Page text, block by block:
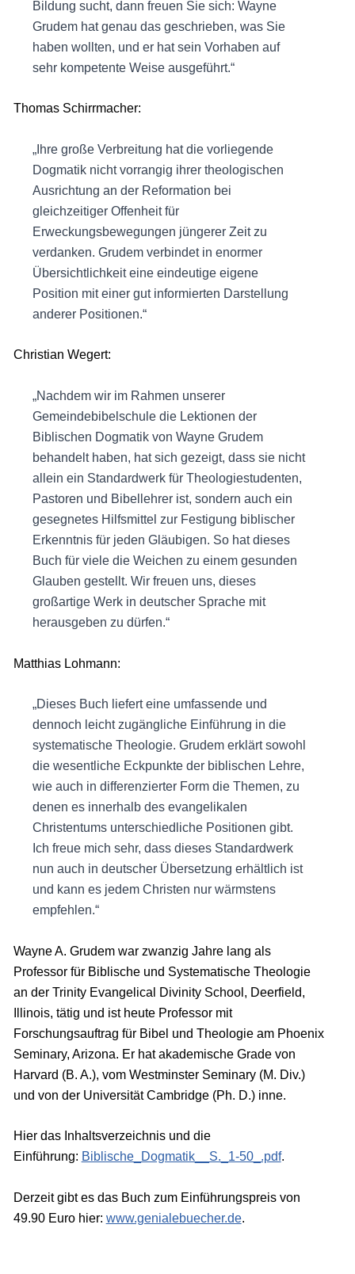
Bildung sucht, dann freuen Sie sich: Wayne
Grudem hat genau das geschrieben, was Sie
haben wollten, und er hat sein Vorhaben auf
sehr kompetente Weise ausgeführt.“
Thomas Schirrmacher:
„Ihre große Verbreitung hat die vorliegende
Dogmatik nicht vorrangig ihrer theologischen
Ausrichtung an der Reformation bei
gleichzeitiger Offenheit für
Erweckungsbewegungen jüngerer Zeit zu
verdanken. Grudem verbindet in enormer
Übersichtlichkeit eine eindeutige eigene
Position mit einer gut informierten Darstellung
anderer Positionen.“
Christian Wegert:
„Nachdem wir im Rahmen unserer
Gemeindebibelschule die Lektionen der
Biblischen Dogmatik von Wayne Grudem
behandelt haben, hat sich gezeigt, dass sie nicht
allein ein Standardwerk für Theologiestudenten,
Pastoren und Bibellehrer ist, sondern auch ein
gesegnetes Hilfsmittel zur Festigung biblischer
Erkenntnis für jeden Gläubigen. So hat dieses
Buch für viele die Weichen zu einem gesunden
Glauben gestellt. Wir freuen uns, dieses
großartige Werk in deutscher Sprache mit
herausgeben zu dürfen.“
Matthias Lohmann:
„Dieses Buch liefert eine umfassende und
dennoch leicht zugängliche Einführung in die
systematische Theologie. Grudem erklärt sowohl
die wesentliche Eckpunkte der biblischen Lehre,
wie auch in differenzierter Form die Themen, zu
denen es innerhalb des evangelikalen
Christentums unterschiedliche Positionen gibt.
Ich freue mich sehr, dass dieses Standardwerk
nun auch in deutscher Übersetzung erhältlich ist
und kann es jedem Christen nur wärmstens
empfehlen.“
Wayne A. Grudem war zwanzig Jahre lang als
Professor für Biblische und Systematische Theologie
an der Trinity Evangelical Divinity School, Deerfield,
Illinois, tätig und ist heute Professor mit
Forschungsauftrag für Bibel und Theologie am Phoenix
Seminary, Arizona. Er hat akademische Grade von
Harvard (B. A.), vom Westminster Seminary (M. Div.)
und von der Universität Cambridge (Ph. D.) inne.
Hier das Inhaltsverzeichnis und die
Einführung: Biblische_Dogmatik__S._1-50_.pdf.
Derzeit gibt es das Buch zum Einführungspreis von
49.90 Euro hier: www.genialebuecher.de.